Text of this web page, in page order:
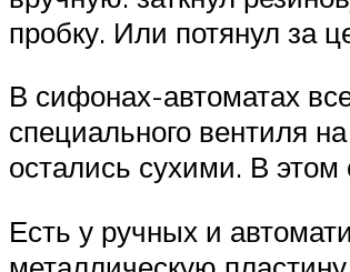
пробку. Или потянул за
В сифонах-автоматах
специального вентиля
остались сухими. В
Есть у ручных и